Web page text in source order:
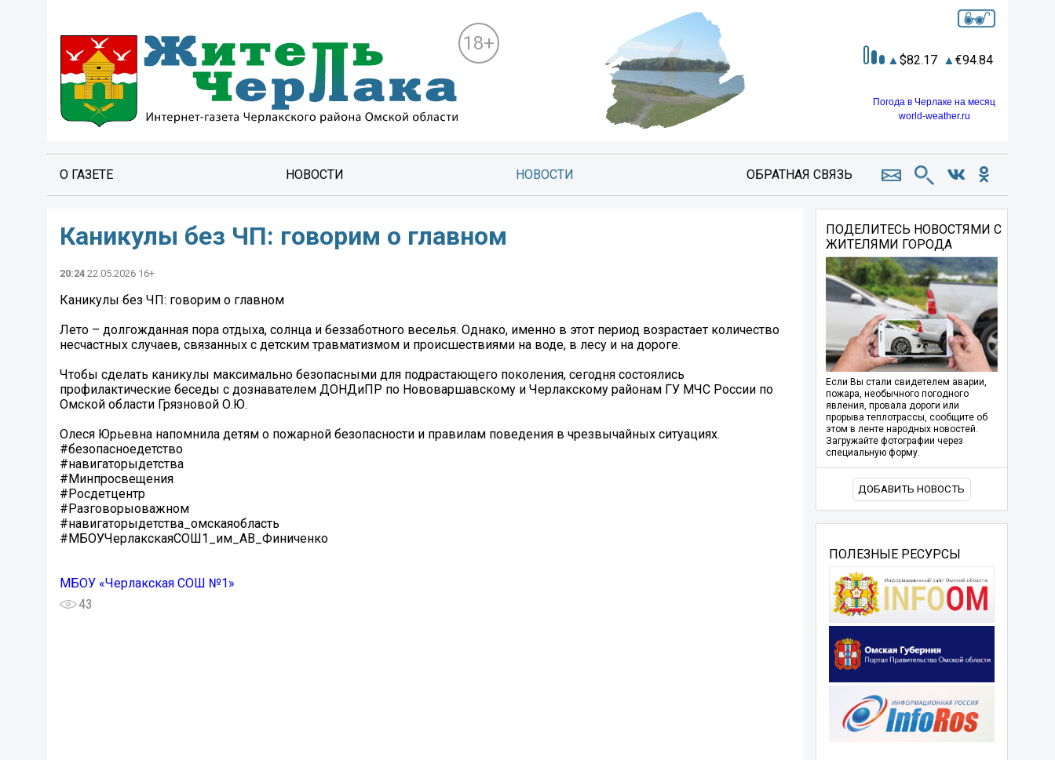
18+
82.17 94.84
Погода в Черлаке на месяц
world-weather.ru
О ГАЗЕТЕ НОВОСТИ НОВОСТИ ОБРАТНАЯ СВЯЗЬ
Каникулы без ЧП: говорим о главном
20:24 22.05.2026 16+
Каникулы без ЧП: говорим о главном
Лето – долгожданная пора отдыха, солнца и беззаботного веселья. Однако, именно в этот период возрастает количество
несчастных случаев, связанных с детским травматизмом и происшествиями на воде, в лесу и на дороге.
Чтобы сделать каникулы максимально безопасными для подрастающего поколения, сегодня состоялись
профилактические беседы с дознавателем ДОНДиПР по Нововаршавскому и Черлакскому районам ГУ МЧС России по
Омской области Грязновой О.Ю.
Олеся Юрьевна напомнила детям о пожарной безопасности и правилам поведения в чрезвычайных ситуациях.
#безопасноедетство
#навигаторыдетства
#Минпросвещения
#Росдетцентр
#Разговорыоважном
#навигаторыдетства_омскаяобласть
#МБОУЧерлакскаяСОШ1_им_АВ_Финиченко
МБОУ «Черлакская СОШ №1»
43
ПОДЕЛИТЕСЬ НОВОСТЯМИ С
ЖИТЕЛЯМИ ГОРОДА
Если Вы стали свидетелем аварии,
пожара, необычного погодного
явления, провала дороги или
прорыва теплотрассы, сообщите об
этом в ленте народных новостей.
Загружайте фотографии через
специальную форму.
ДОБАВИТЬ НОВОСТЬ
ПОЛЕЗНЫЕ РЕСУРСЫ